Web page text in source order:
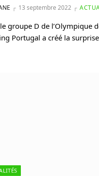
13 septembre 2022
groupe D de l’Olympique
Portugal a créé la